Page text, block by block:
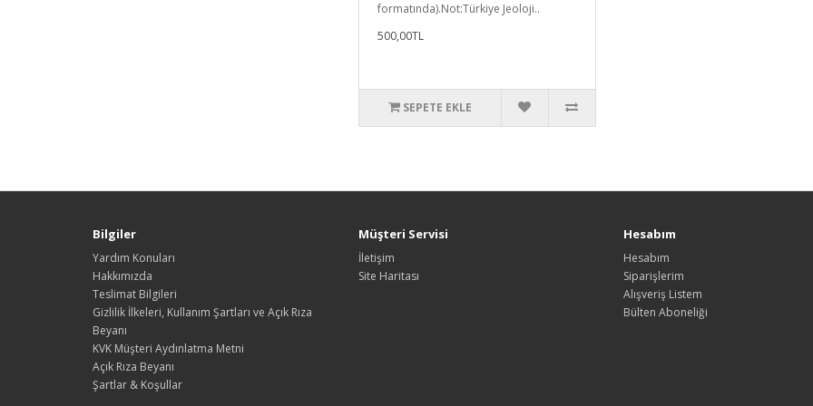
formatında).Not:Türkiye Jeoloji..
500,00TL
SEPETE EKLE
Bilgiler
Yardım Konuları
Hakkımızda
Teslimat Bilgileri
Gizlilik İlkeleri, Kullanım Şartları ve Açık Rıza
Beyanı
KVK Müşteri Aydınlatma Metni
Açık Rıza Beyanı
Şartlar & Koşullar
Müşteri Servisi
İletişim
Site Haritası
Hesabım
Hesabım
Siparişlerim
Alışveriş Listem
Bülten Aboneliği